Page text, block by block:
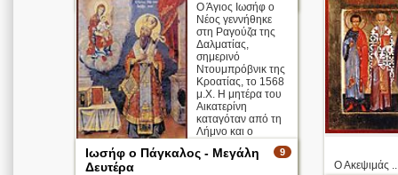
Ο Άγιος Ιωσήφ ο
Νέος γεννήθηκε
στη Ραγούζα της
Δαλματίας,
σημερινό
Ντουμπρόβνικ της
Κροατίας, το 1568
μ.Χ. Η μητέρα του
Αικατερίνη
καταγόταν από τη
Λήμνο και ο
Ιωάννης ήταν Βενετός καραβοκ ...
Ο Ακεψιμάς
9
Ιωσήφ ο Πάγκαλος - Μεγάλη
Δευτέρα